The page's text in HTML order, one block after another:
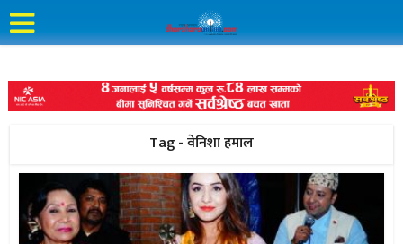
Tag - वेनिशा हमाल